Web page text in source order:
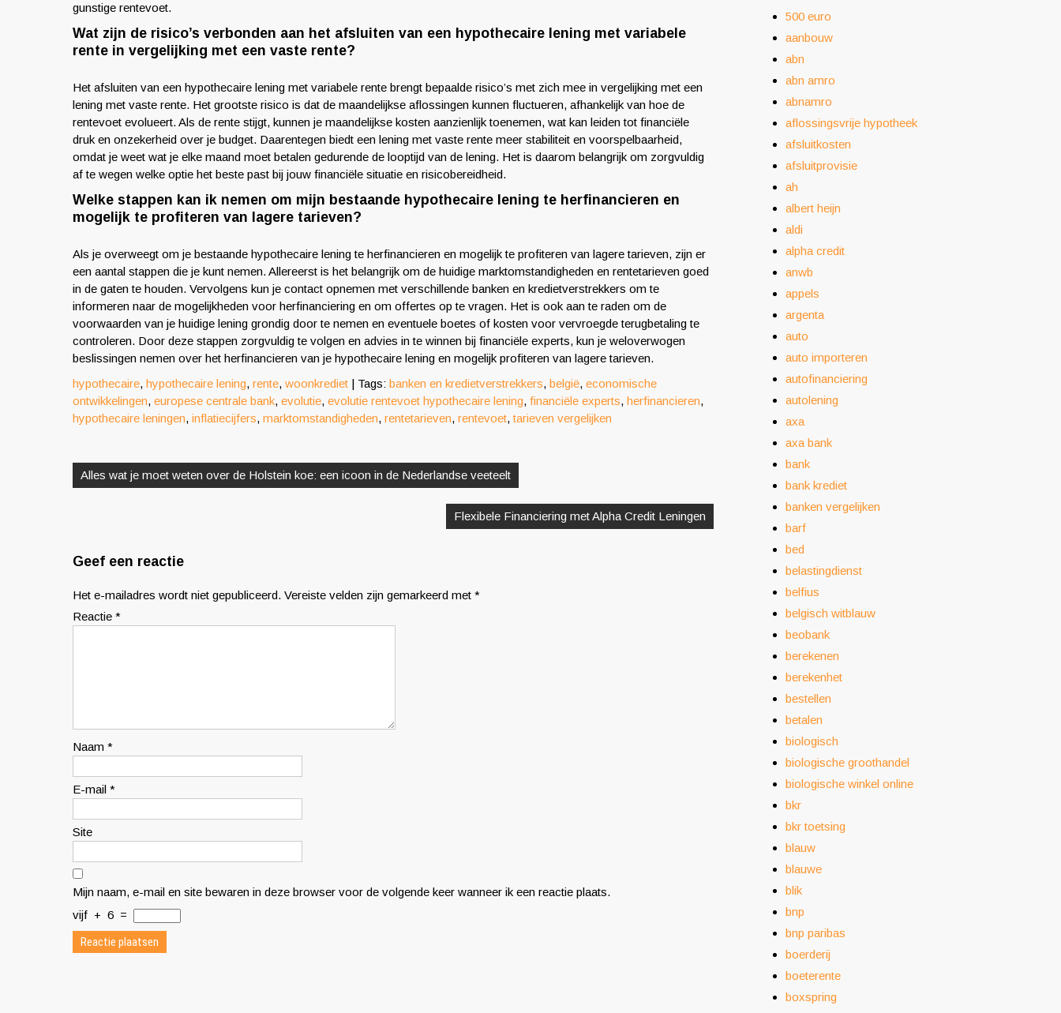
gunstige rentevoet.
Wat zijn de risico’s verbonden aan het afsluiten van een hypothecaire lening met variabele
rente in vergelijking met een vaste rente?
Het afsluiten van een hypothecaire lening met variabele rente brengt bepaalde risico’s met zich mee in vergelijking met een
lening met vaste rente. Het grootste risico is dat de maandelijkse aflossingen kunnen fluctueren, afhankelijk van hoe de
rentevoet evolueert. Als de rente stijgt, kunnen je maandelijkse kosten aanzienlijk toenemen, wat kan leiden tot financiële
druk en onzekerheid over je budget. Daarentegen biedt een lening met vaste rente meer stabiliteit en voorspelbaarheid,
omdat je weet wat je elke maand moet betalen gedurende de looptijd van de lening. Het is daarom belangrijk om zorgvuldig
af te wegen welke optie het beste past bij jouw financiële situatie en risicobereidheid.
Welke stappen kan ik nemen om mijn bestaande hypothecaire lening te herfinancieren en
mogelijk te profiteren van lagere tarieven?
Als je overweegt om je bestaande hypothecaire lening te herfinancieren en mogelijk te profiteren van lagere tarieven, zijn er
een aantal stappen die je kunt nemen. Allereerst is het belangrijk om de huidige marktomstandigheden en rentetarieven goed
in de gaten te houden. Vervolgens kun je contact opnemen met verschillende banken en kredietverstrekkers om te
informeren naar de mogelijkheden voor herfinanciering en om offertes op te vragen. Het is ook aan te raden om de
voorwaarden van je huidige lening grondig door te nemen en eventuele boetes of kosten voor vervroegde terugbetaling te
controleren. Door deze stappen zorgvuldig te volgen en advies in te winnen bij financiële experts, kun je weloverwogen
beslissingen nemen over het herfinancieren van je hypothecaire lening en mogelijk profiteren van lagere tarieven.
hypothecaire, hypothecaire lening, rente, woonkrediet | Tags: banken en kredietverstrekkers, belgië, economische
ontwikkelingen, europese centrale bank, evolutie, evolutie rentevoet hypothecaire lening, financiële experts, herfinancieren,
hypothecaire leningen, inflatiecijfers, marktomstandigheden, rentetarieven, rentevoet,tarieven vergelijken
Alles wat je moet weten over de Holstein koe: een icoon in de Nederlandse veeteelt
Flexibele Financiering met Alpha Credit Leningen
Geef een reactie
Het e-mailadres wordt niet gepubliceerd. Vereiste velden zijn gemarkeerd met *
Reactie *
Naam *
E-mail *
Site
Mijn naam, e-mail en site bewaren in deze browser voor de volgende keer wanneer ik een reactie plaats.
vijf + 6 =
500 euro
aanbouw
abn
abn amro
abnamro
aflossingsvrije hypotheek
afsluitkosten
afsluitprovisie
ah
albert heijn
aldi
alpha credit
anwb
appels
argenta
auto
auto importeren
autofinanciering
autolening
axa
axa bank
bank
bank krediet
banken vergelijken
barf
bed
belastingdienst
belfius
belgisch witblauw
beobank
berekenen
berekenhet
bestellen
betalen
biologisch
biologische groothandel
biologische winkel online
bkr
bkr toetsing
blauw
blauwe
blik
bnp
bnp paribas
boerderij
boeterente
boxspring